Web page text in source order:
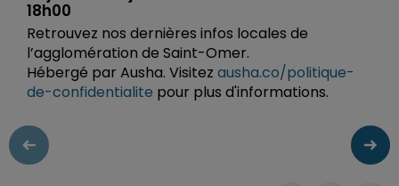
18h00
Retrouvez nos dernières infos locales de
l’agglomération de Saint-Omer.
Hébergé par Ausha. Visitez ausha.co/politique-
de-confidentialite pour plus d'informations.